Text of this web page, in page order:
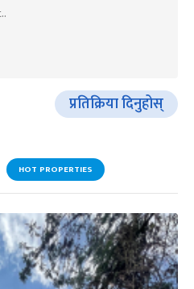
प्रतिक्रिया दिनुहोस्
HOT PROPERTIES